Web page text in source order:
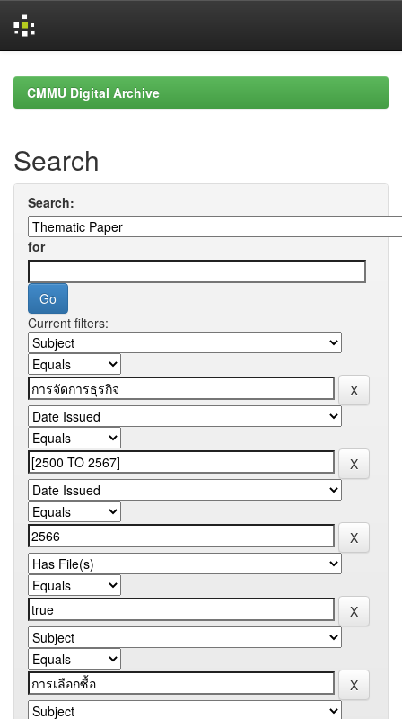
navigationCMMU Digital Archive
Search
Search:
for
Current filters: